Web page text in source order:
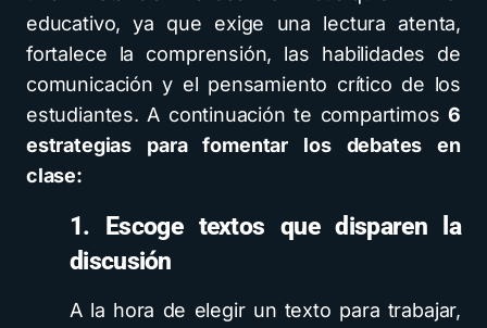
educativo, ya que exige una lectura atenta,
fortalece la comprensión, las habilidades de
comunicación y el pensamiento crítico de los
estudiantes. A continuación te compartimos6
estrategias para fomentar los debates en
clase:
1. Escoge textos que disparen la
discusión
A la hora de elegir un texto para trabajar,